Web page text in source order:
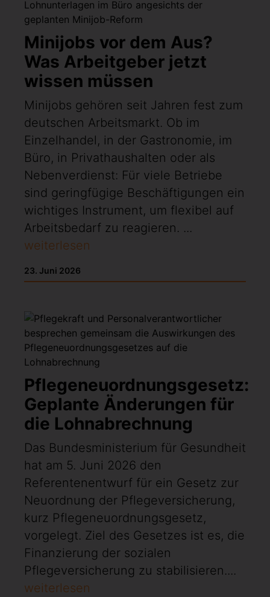
Minijobs vor dem Aus?
Was Arbeitgeber jetzt
wissen müssen
Minijobs gehören seit Jahren fest zum
deutschen Arbeitsmarkt. Ob im
Einzelhandel, in der Gastronomie, im
Büro, in Privathaushalten oder als
Nebenverdienst: Für viele Betriebe
sind geringfügige Beschäftigungen ein
wichtiges Instrument, um flexibel auf
Arbeitsbedarf zu reagieren. ...
weiterlesen
23. Juni 2026
Pflegeneuordnungsgesetz:
Geplante Änderungen für
die Lohnabrechnung
Das Bundesministerium für Gesundheit
hat am 5. Juni 2026 den
Referentenentwurf für ein Gesetz zur
Neuordnung der Pflegeversicherung,
kurz Pflegeneuordnungsgesetz,
vorgelegt. Ziel des Gesetzes ist es, die
Finanzierung der sozialen
Pflegeversicherung zu stabilisieren....
weiterlesen